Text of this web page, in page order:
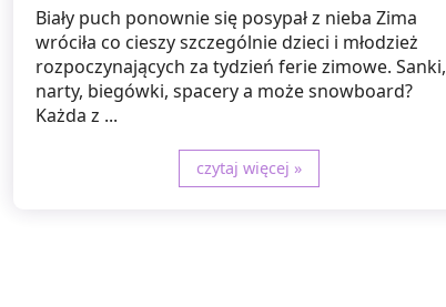
Biały puch ponownie się posypał z nieba Zima
wróciła co cieszy szczególnie dzieci i młodzież
rozpoczynających za tydzień ferie zimowe. Sanki,
narty, biegówki, spacery a może snowboard?
Każda z ...
czytaj więcej »